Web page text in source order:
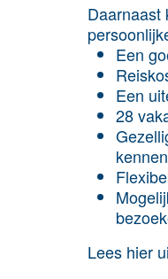
Daarnaast
Een
Een
28
Lees hier